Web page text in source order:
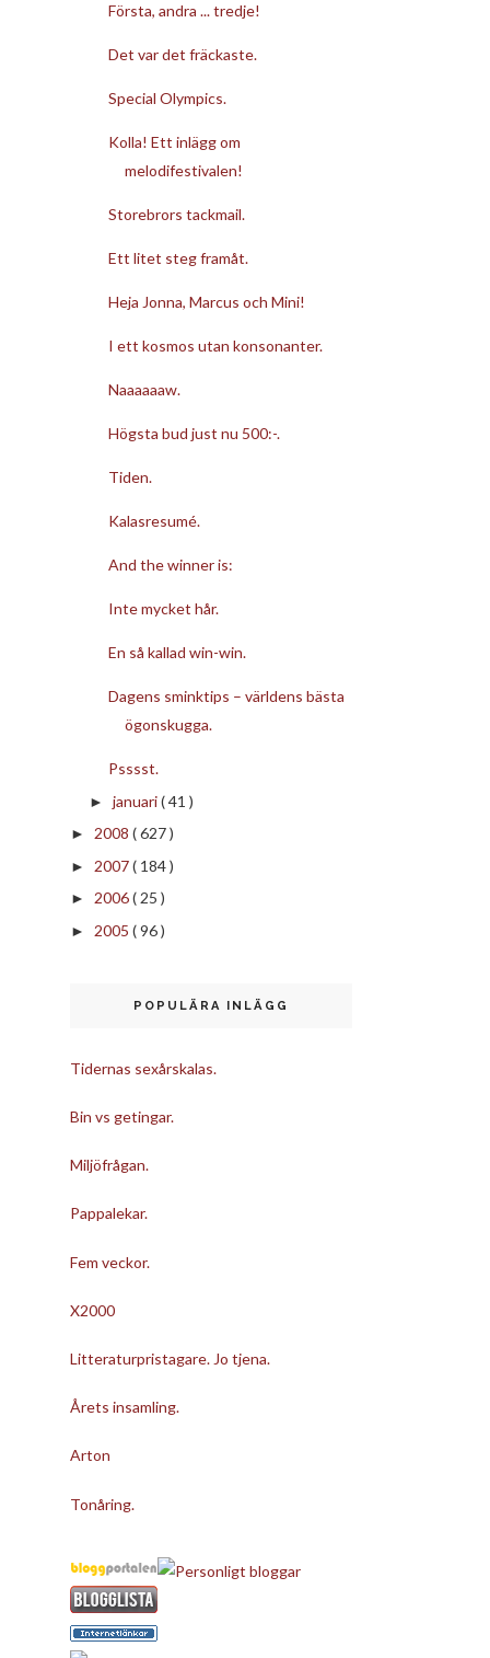
Första, andra ... tredje!
Det var det fräckaste.
Special Olympics.
Kolla! Ett inlägg om
melodifestivalen!
Storebrors tackmail.
Ett litet steg framåt.
Heja Jonna, Marcus och Mini!
I ett kosmos utan konsonanter.
Naaaaaaw.
Högsta bud just nu 500:-.
Tiden.
Kalasresumé.
And the winner is:
Inte mycket hår.
En så kallad win-win.
Dagens sminktips – världens bästa
ögonskugga.
Psssst.
► januari( 41 )
► 2008 ( 627 )
► 2007( 184 )
► 2006( 25 )
► 2005 ( 96 )
POPULÄRA INLÄGG
Tidernas sexårskalas.
Bin vs getingar.
Miljöfrågan.
Pappalekar.
Fem veckor.
X2000
Litteraturpristagare. Jo tjena.
Årets insamling.
Arton
Tonåring.